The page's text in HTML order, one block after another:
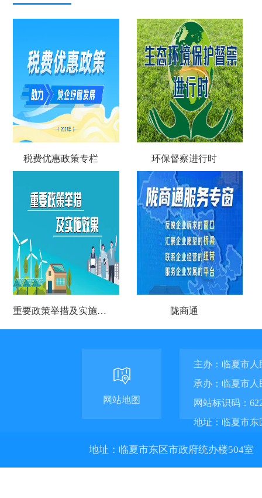
税费优惠政策专栏 环保督察进行时
重要政策举措及实施效果 陇商通
网站地图
主办：临夏市人
承办：临夏市
网站标识码：
地址：临夏市
地址：临夏市东区市政府统办楼504室